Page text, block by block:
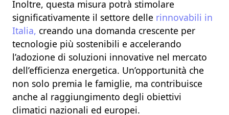
Inoltre, questa misura potrà stimolare
significativamente il settore delle rinnovabili in
Italia, creando una domanda crescente per
tecnologie più sostenibili e accelerando
l’adozione di soluzioni innovative nel mercato
dell’efficienza energetica. Un’opportunità che
non solo premia le famiglie, ma contribuisce
anche al raggiungimento degli obiettivi
climatici nazionali ed europei.